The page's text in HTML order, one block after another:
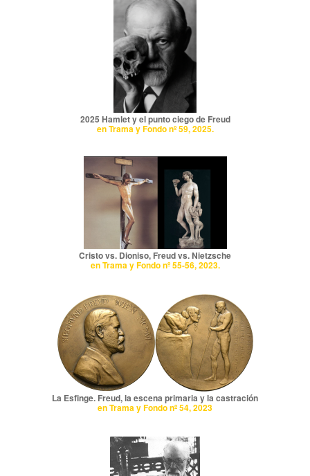
2025 Hamlet y el punto ciego de Freud
en Trama y Fondo nº 59, 2025.
Cristo vs. Dioniso, Freud vs. Nietzsche
en Trama y Fondo nº 55-56, 2023.
La Esfinge. Freud, la escena primaria y la castración
en Trama y Fondo nº 54, 2023